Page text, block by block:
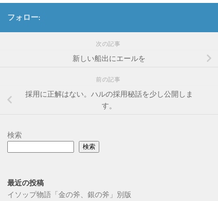
フォロー:
次の記事
新しい船出にエールを
前の記事
採用に正解はない。ハルの採用秘話を少し公開しま
す。
検索
検索
最近の投稿
イソップ物語「金の斧、銀の斧」別版